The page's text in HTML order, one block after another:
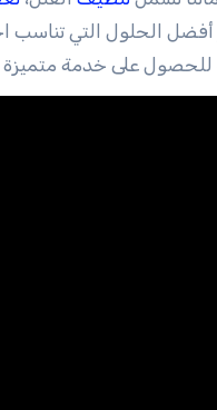
أفضل الحلول التي تناسب
للحصول على خدمة